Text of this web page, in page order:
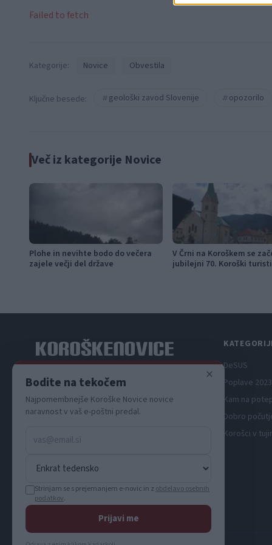
Failed to fetch
Kategorije: Novice Obvestila
Ključne besede: geološki zavod Slovenije opozorilo
Več iz kategorije Novice
Plohe in nevihte bodo do večera
zajele večji del države
V Črni na Koroškem se
jubilejni 70. Koroški
DeSUS
Poplave
Kam na
Dobro
Korošci v
×
Bodite na tekočem
Najpomembnejše Koroške Novice novice
naravnost v vaš e-poštni predal.
Strinjam se s prejemanjem e-novic in z obdelavo osebnih
podatkov.
Prijavi me